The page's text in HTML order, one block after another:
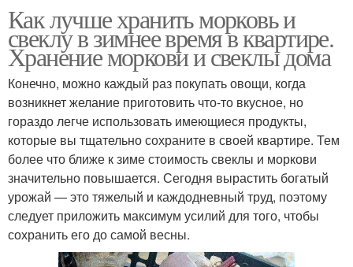
Как лучше хранить морковь и
свеклу в зимнее время в квартире.
Хранение моркови и свеклы дома
Конечно, можно каждый раз покупать овощи, когда
возникнет желание приготовить что-то вкусное, но
гораздо легче использовать имеющиеся продукты,
которые вы тщательно сохраните в своей квартире. Тем
более что ближе к зиме стоимость свеклы и моркови
значительно повышается. Сегодня вырастить богатый
урожай — это тяжелый и каждодневный труд, поэтому
следует приложить максимум усилий для того, чтобы
сохранить его до самой весны.